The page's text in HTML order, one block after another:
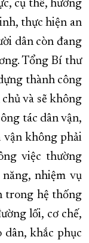
cụ thể, hướng
thực hiện an
dân còn đang
Tổng Bí thư
thành công
và sẽ không
tác dân vận,
vận không phải
việc thường
nhiệm vụ
trong hệ thống
lối, cơ chế,
dân, khắc phục